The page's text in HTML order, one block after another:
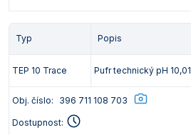
Typ Popis
TEP 10 Trace Pufr technický pH 10,01
Obj. číslo: 396 711 108 703
Dostupnost: